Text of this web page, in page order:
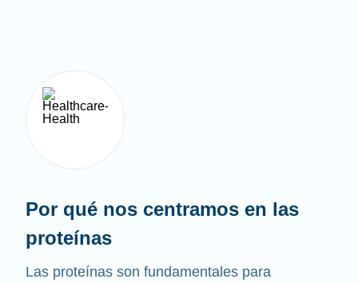
Por qué nos centramos en las
proteínas
Las proteínas son fundamentales para